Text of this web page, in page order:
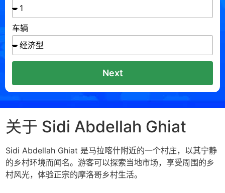
车辆
Next
关于 Sidi Abdellah Ghiat
Sidi Abdellah Ghiat 是马拉喀什附近的一个村庄，以其宁静
的乡村环境而闻名。游客可以探索当地市场，享受周围的乡
村风光，体验正宗的摩洛哥乡村生活。